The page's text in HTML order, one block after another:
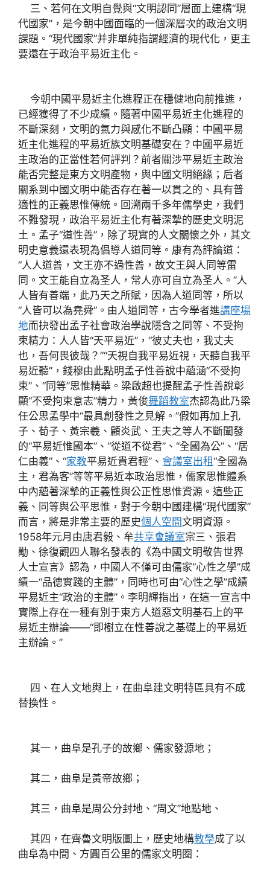
三、若何在文明自覺與“文明認同”層面上建構“現
代國家”，是今朝中國面臨的一個深層次的政治文明
課題。“現代國家”并非單純指謂經濟的現代化，更主
要還在于政治平易近主化。
今朝中國平易近主化進程正在穩健地向前推進，
已經獲得了不少成績。隨著中國平易近主化進程的
不斷深刻，文明的氣力與感化不斷凸顯：中國平易
近主化進程的平易近族文明基礎安在？中國平易近
主政治的正當性若何評判？前者關涉平易近主政治
能否完整是東方文明產物，與中國文明絕緣；后者
關系到中國文明中能否存在著一以貫之的、具有普
適性的正義思惟傳統。回溯兩千多年儒學史，我們
不難發現，政治平易近主化有著深摯的歷史文明泥
土。孟子“道性善”，除了現實的人文關懷之外，其文
明史意義還表現為倡導人道同等。康有為評論道：
“人人道善，文王亦不過性善，故文王與人同等雷
同。文王能自立為圣人，常人亦可自立為圣人。”人
人皆有善端，此乃天之所賦，因為人道同等，所以
“人皆可以為堯舜”。由人道同等，古今學者進講座場
地而抉發出孟子社會政治學說隱含之同等、不受拘
束精力：人人皆“天平易近”，“彼丈夫也，我丈夫
也，吾何畏彼哉？”“天視自我平易近視，天聽自我平
易近聽”，錢穆由此點明孟子性善說中蘊涵“不受拘
束”、“同等”思惟精華。梁啟超也提醒孟子性善說彰
顯“不受拘束意志”精力，黃俊舞蹈教室杰認為此乃梁
任公思孟學中“最具創發性之見解。”假如再加上孔
子、荀子、黃宗羲、顧炎武、王夫之等人不斷闡發
的“平易近惟國本”、“從道不從君”、“全國為公”、“居
仁由義”、“家教平易近貴君輕”、 會議室出租“全國為
主，君為客”等等平易近本政治思惟，儒家思惟體系
中內蘊著深摯的正義性與公正性思惟資源。這些正
義、同等與公平思惟，對于今朝中國建構“現代國家”
而言，將是非常主要的歷史個人空間文明資源。
1958年元月由唐君毅、牟共享會議室宗三、張君
勱、徐復觀四人聯名發表的《為中國文明敬告世界
人士宣言》認為，中國人不僅可由儒家“心性之學”成
績一“品德實踐的主體”，同時也可由“心性之學”成績
平易近主“政治的主體”。李明輝指出，在這一宣言中
實際上存在一種有別于東方人道惡文明基石上的平
易近主辦論——“即樹立在性善說之基礎上的平易近
主辦論。”
四、在人文地輿上，在曲阜建文明特區具有不成
替換性。
其一，曲阜是孔子的故鄉、儒家發源地；
其二，曲阜是黃帝故鄉；
其三，曲阜是周公分封地、“周文”地點地、
其四，在齊魯文明版圖上，歷史地構教學成了以
曲阜為中間、方圓百公里的儒家文明圈：